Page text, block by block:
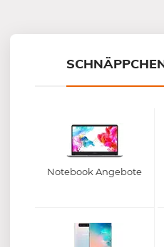
Notebook Angebote